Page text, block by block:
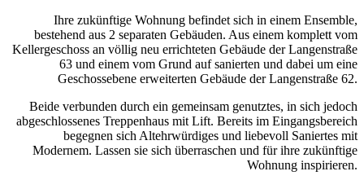
Ihre zukünftige Wohnung befindet sich in einem Ensemble,
bestehend aus 2 separaten Gebäuden. Aus einem komplett vom
Kellergeschoss an völlig neu errichteten Gebäude der Langenstraße
63 und einem vom Grund auf sanierten und dabei um eine
Geschossebene erweiterten Gebäude der Langenstraße 62.
Beide verbunden durch ein gemeinsam genutztes, in sich jedoch
abgeschlossenes Treppenhaus mit Lift. Bereits im Eingangsbereich
begegnen sich Altehrwürdiges und liebevoll Saniertes mit
Modernem. Lassen sie sich überraschen und für ihre zukünftige
Wohnung inspirieren.